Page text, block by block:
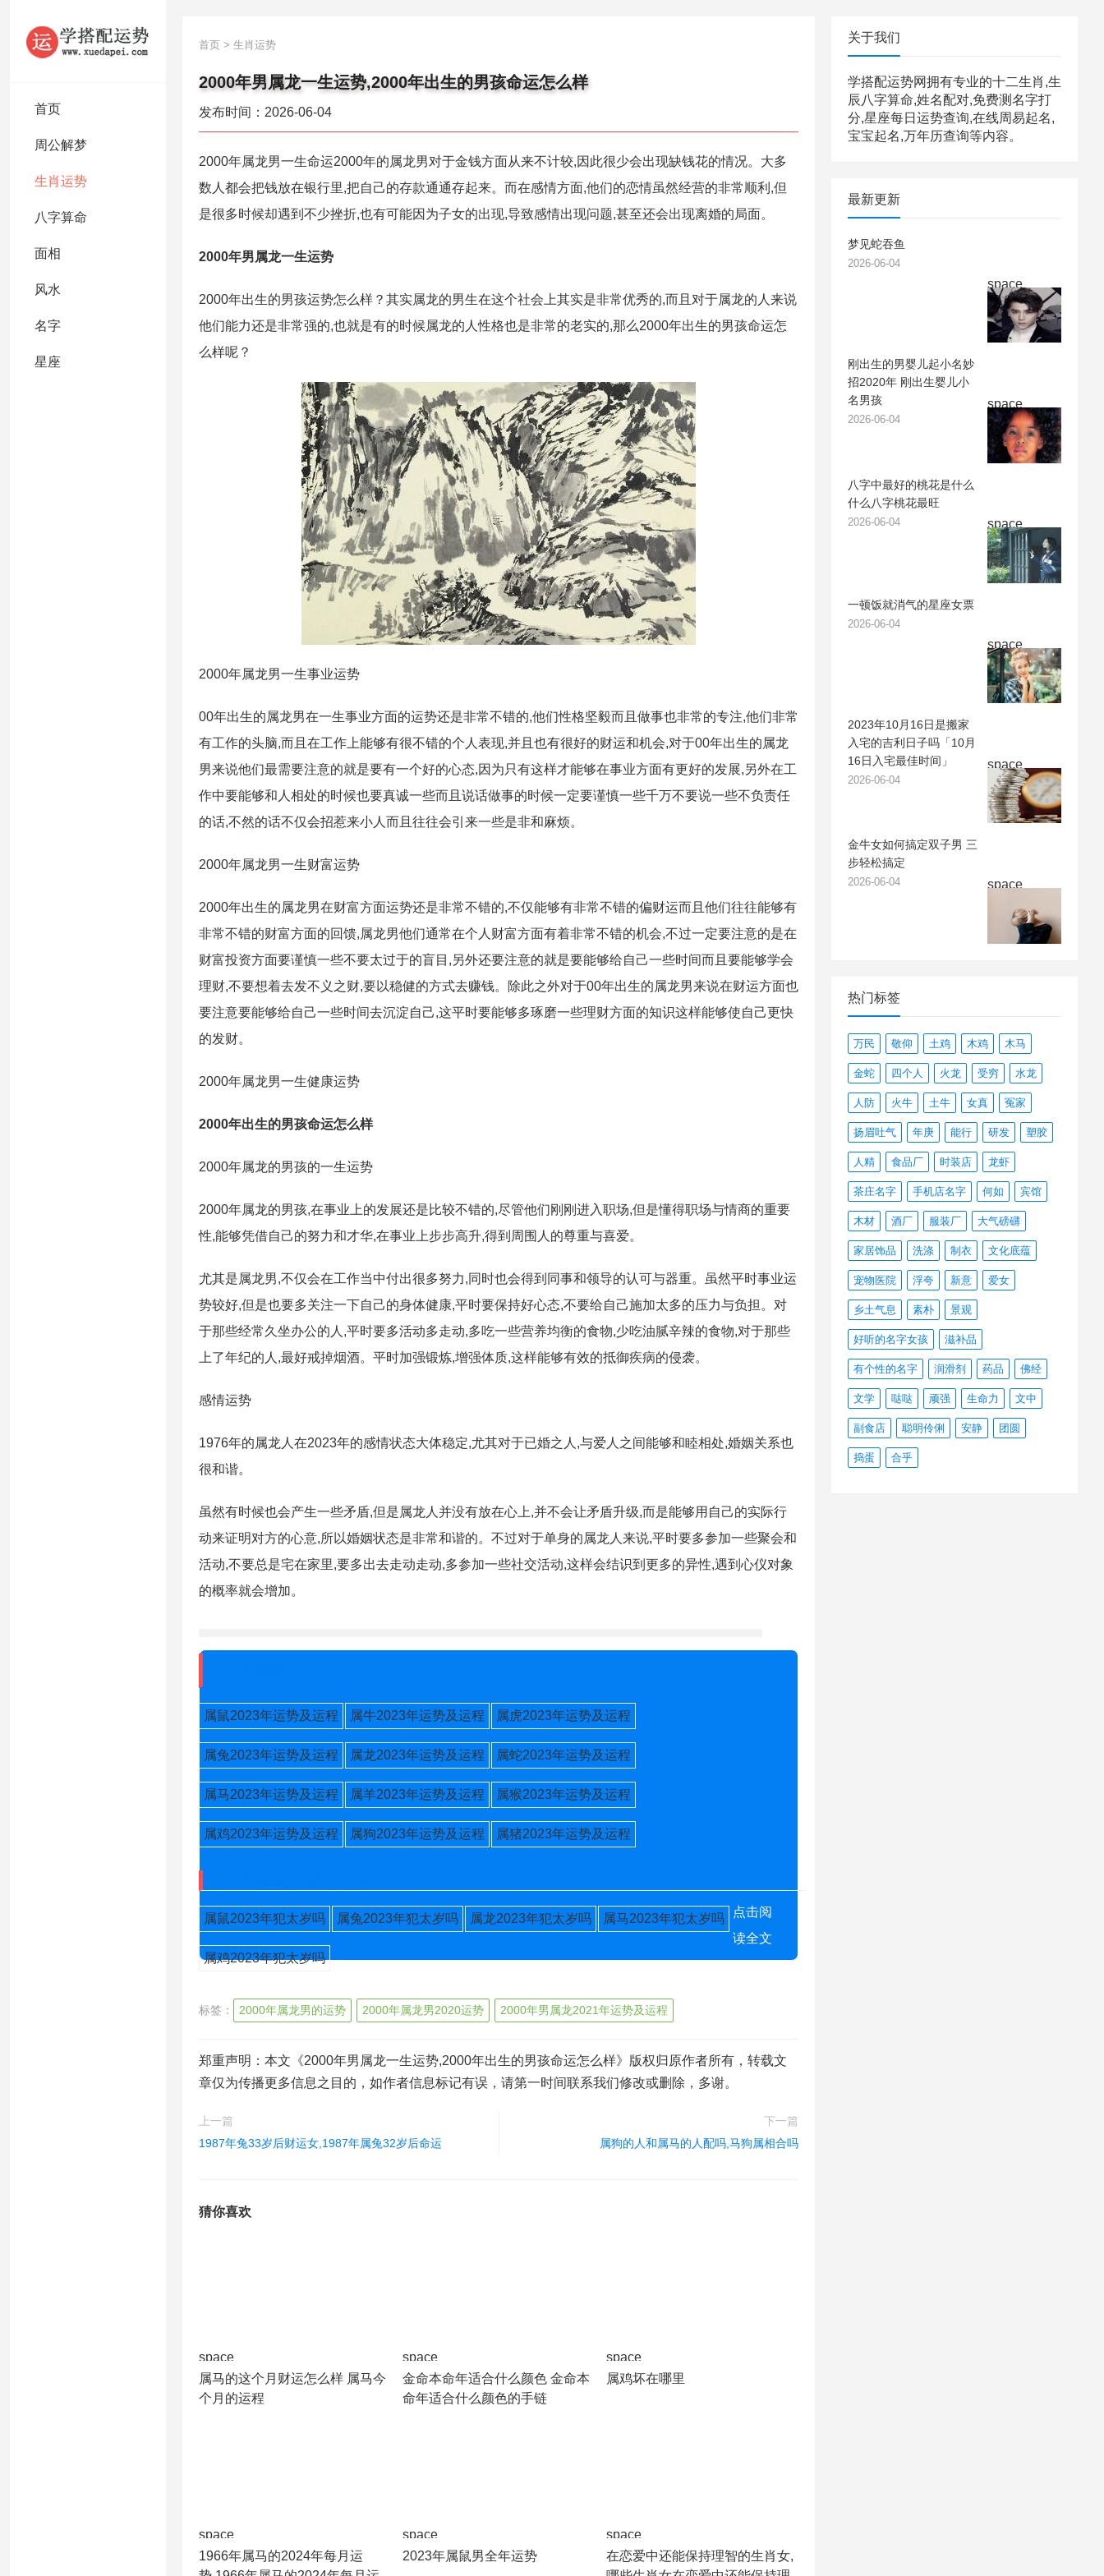
首页
周公解梦
生肖运势
八字算命
面相
风水
名字
星座
首页 > 生肖运势
2000年男属龙一生运势,2000年出生的男孩命运怎么样
发布时间：2026-06-04
2000年属龙男一生命运2000年的属龙男对于金钱方面从来不计较,因此很少会出现缺钱花的情况。大多
数人都会把钱放在银行里,把自己的存款通通存起来。而在感情方面,他们的恋情虽然经营的非常顺利,但
是很多时候却遇到不少挫折,也有可能因为子女的出现,导致感情出现问题,甚至还会出现离婚的局面。
2000年男属龙一生运势
2000年出生的男孩运势怎么样？其实属龙的男生在这个社会上其实是非常优秀的,而且对于属龙的人来说
他们能力还是非常强的,也就是有的时候属龙的人性格也是非常的老实的,那么2000年出生的男孩命运怎
么样呢？
2000年属龙男一生事业运势
00年出生的属龙男在一生事业方面的运势还是非常不错的,他们性格坚毅而且做事也非常的专注,他们非常
有工作的头脑,而且在工作上能够有很不错的个人表现,并且也有很好的财运和机会,对于00年出生的属龙
男来说他们最需要注意的就是要有一个好的心态,因为只有这样才能够在事业方面有更好的发展,另外在工
作中要能够和人相处的时候也要真诚一些而且说话做事的时候一定要谨慎一些千万不要说一些不负责任
的话,不然的话不仅会招惹来小人而且往往会引来一些是非和麻烦。
2000年属龙男一生财富运势
2000年出生的属龙男在财富方面运势还是非常不错的,不仅能够有非常不错的偏财运而且他们往往能够有
非常不错的财富方面的回馈,属龙男他们通常在个人财富方面有着非常不错的机会,不过一定要注意的是在
财富投资方面要谨慎一些不要太过于的盲目,另外还要注意的就是要能够给自己一些时间而且要能够学会
理财,不要想着去发不义之财,要以稳健的方式去赚钱。除此之外对于00年出生的属龙男来说在财运方面也
要注意要能够给自己一些时间去沉淀自己,这平时要能够多琢磨一些理财方面的知识这样能够使自己更快
的发财。
2000年属龙男一生健康运势
2000年出生的男孩命运怎么样
2000年属龙的男孩的一生运势
2000年属龙的男孩,在事业上的发展还是比较不错的,尽管他们刚刚进入职场,但是懂得职场与情商的重要
性,能够凭借自己的努力和才华,在事业上步步高升,得到周围人的尊重与喜爱。
尤其是属龙男,不仅会在工作当中付出很多努力,同时也会得到同事和领导的认可与器重。虽然平时事业运
势较好,但是也要多关注一下自己的身体健康,平时要保持好心态,不要给自己施加太多的压力与负担。对
于那些经常久坐办公的人,平时要多活动多走动,多吃一些营养均衡的食物,少吃油腻辛辣的食物,对于那些
上了年纪的人,最好戒掉烟酒。平时加强锻炼,增强体质,这样能够有效的抵御疾病的侵袭。
感情运势
1976年的属龙人在2023年的感情状态大体稳定,尤其对于已婚之人,与爱人之间能够和睦相处,婚姻关系也
很和谐。
虽然有时候也会产生一些矛盾,但是属龙人并没有放在心上,并不会让矛盾升级,而是能够用自己的实际行
动来证明对方的心意,所以婚姻状态是非常和谐的。不过对于单身的属龙人来说,平时要多参加一些聚会和
活动,不要总是宅在家里,要多出去走动走动,多参加一些社交活动,这样会结识到更多的异性,遇到心仪对象
的概率就会增加。
属鼠2023年运势及运程 属牛2023年运势及运程 属虎2023年运势及运程
属兔2023年运势及运程 属龙2023年运势及运程 属蛇2023年运势及运程
属马2023年运势及运程 属羊2023年运势及运程 属猴2023年运势及运程
属鸡2023年运势及运程 属狗2023年运势及运程 属猪2023年运势及运程
属鼠2023年犯太岁吗 属兔2023年犯太岁吗 属龙2023年犯太岁吗 属马2023年犯太岁吗
属鸡2023年犯太岁吗
点击阅
读全文
标签： 2000年属龙男的运势 2000年属龙男2020运势 2000年男属龙2021年运势及运程
郑重声明：本文《2000年男属龙一生运势,2000年出生的男孩命运怎么样》版权归原作者所有，转载文
章仅为传播更多信息之目的，如作者信息标记有误，请第一时间联系我们修改或删除，多谢。
上一篇
1987年兔33岁后财运女,1987年属兔32岁后命运
下一篇
属狗的人和属马的人配吗,马狗属相合吗
猜你喜欢
space
属马的这个月财运怎么样 属马今
个月的运程
space
金命本命年适合什么颜色 金命本
命年适合什么颜色的手链
space
属鸡坏在哪里
space
1966年属马的2024年每月运
space
2023年属鼠男全年运势
space
在恋爱中还能保持理智的生肖女,
关于我们
学搭配运势网拥有专业的十二生肖,生
辰八字算命,姓名配对,免费测名字打
分,星座每日运势查询,在线周易起名,
宝宝起名,万年历查询等内容。
最新更新
space
梦见蛇吞鱼
2026-06-04
space
刚出生的男婴儿起小名妙
招2020年 刚出生婴儿小
名男孩
2026-06-04
space
八字中最好的桃花是什么
什么八字桃花最旺
2026-06-04
space
一顿饭就消气的星座女票
2026-06-04
space
2023年10月16日是搬家
入宅的吉利日子吗「10月
16日入宅最佳时间」
2026-06-04
space
金牛女如何搞定双子男 三
步轻松搞定
2026-06-04
热门标签
万民 敬仰 土鸡 木鸡 木马
金蛇 四个人 火龙 受穷 水龙
人防 火牛 土牛 女真 冤家
扬眉吐气 年庚 能行 研发 塑胶
人精 食品厂 时装店 龙虾
茶庄名字 手机店名字 何如 宾馆
木材 酒厂 服装厂 大气磅礴
家居饰品 洗涤 制衣 文化底蕴
宠物医院 浮夸 新意 爱女
乡土气息 素朴 景观
好听的名字女孩 滋补品
有个性的名字 润滑剂 药品 佛经
文学 哒哒 顽强 生命力 文中
副食店 聪明伶俐 安静 团圆
捣蛋 合乎